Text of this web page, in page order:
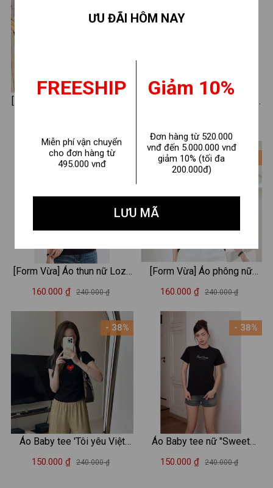
[Form vừa] Áo phông nữ màu
- 33%
[Form Vừa] Áo thun nữ Loza
2 màu đen/trắng chất liệu
phông nữ Mã VT8131
160.000 ₫ 240.000 ₫
- 38%
Áo Baby tee 'Tôi yêu Việt
Nam' in hình 'Cờ đỏ sao
150.000 ₫ 240.000 ₫
[Form Vừa] Áo thun nữ Loza
thun cotton mềm mịn -Áo
phông mùa hè mã VT8132
[Form Vừa] Áo phông nữ
Loza chất liệu thun cotton
Mã VT7965
160.000 ₫ 240.000 ₫
- 38%
Áo Baby tee nữ "Sweet
dream" 2 màu trắng/đen
150.000 ₫ 240.000 ₫
ƯU ĐÃI HÔM NAY
FREESHIP
Miễn phí vận chuyển
cho đơn hàng từ
495.000 vnđ
Giảm 10%
Đơn hàng từ 520.000
vnđ đến 5.000.000 vnđ
giảm 10% (tối đa
200.000đ)
LƯU MÃ